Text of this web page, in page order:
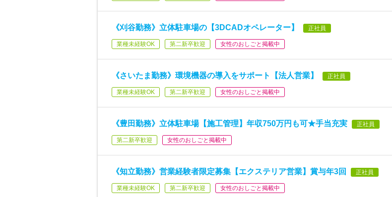
《刈谷勤務》立体駐車場の【3DCADオペレーター】 正社員
業種未経験OK 第二新卒歓迎 女性のおしごと掲載中
《さいたま勤務》環境機器の導入をサポート【法人営業】 正社員
業種未経験OK 第二新卒歓迎 女性のおしごと掲載中
《豊田勤務》立体駐車場【施工管理】年収750万円も可★手当充実 正社員
第二新卒歓迎 女性のおしごと掲載中
《知立勤務》営業経験者限定募集【エクステリア営業】賞与年3回 正社員
業種未経験OK 第二新卒歓迎 女性のおしごと掲載中